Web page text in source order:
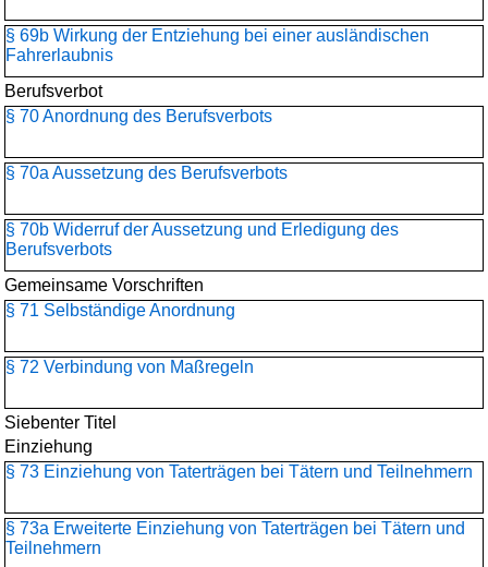
§ 69b Wirkung der Entziehung bei einer ausländischen
Fahrerlaubnis
Berufsverbot
§ 70 Anordnung des Berufsverbots
§ 70a Aussetzung des Berufsverbots
§ 70b Widerruf der Aussetzung und Erledigung des
Berufsverbots
Gemeinsame Vorschriften
§ 71 Selbständige Anordnung
§ 72 Verbindung von Maßregeln
Siebenter Titel
Einziehung
§ 73 Einziehung von Taterträgen bei Tätern und Teilnehmern
§ 73a Erweiterte Einziehung von Taterträgen bei Tätern und
Teilnehmern